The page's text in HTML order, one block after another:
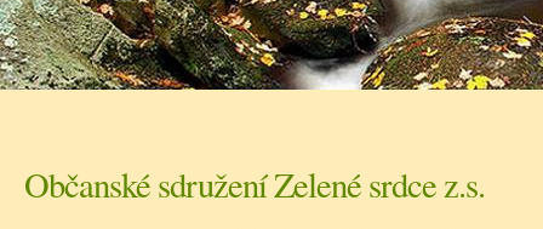
Občanské sdružení Zelené srdce z.s.